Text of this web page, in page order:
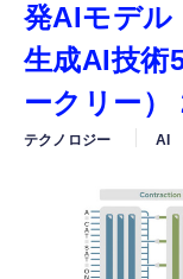
発AIモデル
生成AI技術
ークリー）
テクノロジー AI